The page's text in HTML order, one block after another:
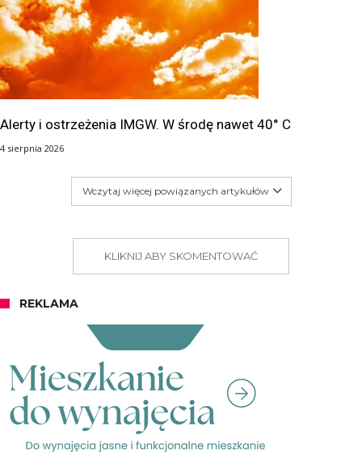
Alerty i ostrzeżenia IMGW. W środę nawet 40° C
4 sierpnia 2026
Wczytaj więcej powiązanych artykułów
KLIKNIJ ABY SKOMENTOWAĆ
REKLAMA